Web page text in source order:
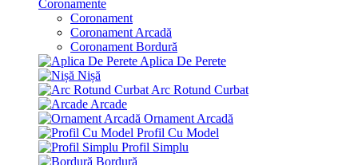
Coronamente
Coronament
Coronament Arcadă
Coronament Bordură
Aplica De Perete
Nișă
Arc Rotund Curbat
Arcade
Ornament Arcadă
Profil Cu Model
Profil Simplu
Bordură